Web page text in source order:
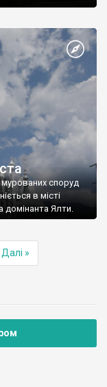
споруд
в місті
домінанта Ялти.
Далі »